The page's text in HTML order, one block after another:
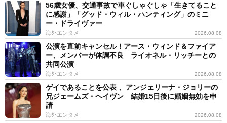
56歳女優、交通事故で車ぐしゃぐしゃ「生きてること
に感謝」「グッド・ウィル・ハンティング」のミニ
ー・ドライヴァー
海外エンタメ 2026.08.08
公演を直前キャンセル！アース・ウィンド＆ファイア
ー、メンバーが体調不良 ライオネル・リッチーとの
共同公演
海外エンタメ 2026.08.08
ゲイであることを公表 、アンジェリーナ・ジョリーの
兄ジェームズ・ヘイヴン 結婚15日後に婚姻無効を申
請
海外エンタメ 2026.08.08